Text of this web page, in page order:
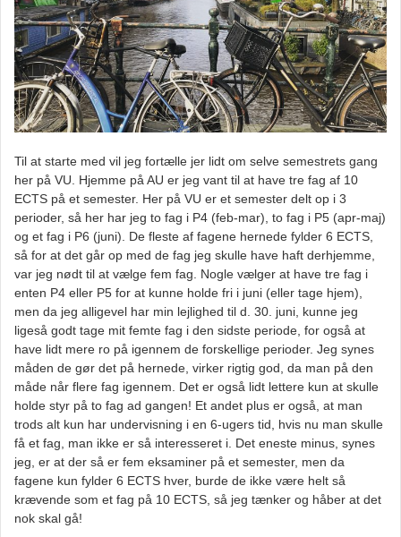
Til at starte med vil jeg fortælle jer lidt om selve semestrets gang
her på VU. Hjemme på AU er jeg vant til at have tre fag af 10
ECTS på et semester. Her på VU er et semester delt op i 3
perioder, så her har jeg to fag i P4 (feb-mar), to fag i P5 (apr-maj)
og et fag i P6 (juni). De fleste af fagene hernede fylder 6 ECTS,
så for at det går op med de fag jeg skulle have haft derhjemme,
var jeg nødt til at vælge fem fag. Nogle vælger at have tre fag i
enten P4 eller P5 for at kunne holde fri i juni (eller tage hjem),
men da jeg alligevel har min lejlighed til d. 30. juni, kunne jeg
ligeså godt tage mit femte fag i den sidste periode, for også at
have lidt mere ro på igennem de forskellige perioder. Jeg synes
måden de gør det på hernede, virker rigtig god, da man på den
måde når flere fag igennem. Det er også lidt lettere kun at skulle
holde styr på to fag ad gangen! Et andet plus er også, at man
trods alt kun har undervisning i en 6-ugers tid, hvis nu man skulle
få et fag, man ikke er så interesseret i. Det eneste minus, synes
jeg, er at der så er fem eksaminer på et semester, men da
fagene kun fylder 6 ECTS hver, burde de ikke være helt så
krævende som et fag på 10 ECTS, så jeg tænker og håber at det
nok skal gå!